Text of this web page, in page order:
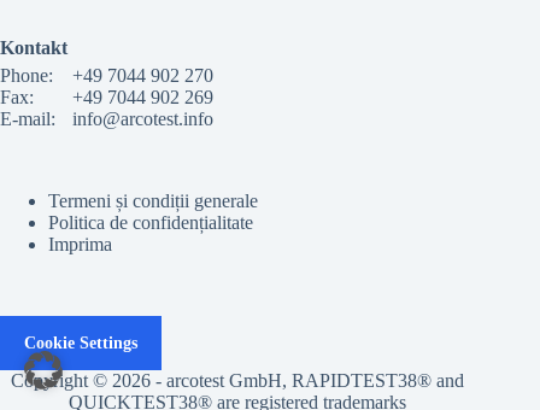
Kontakt
Phone:
+49 7044 902 270
Fax:
+49 7044 902 269
E-mail:
info@arcotest.info
Termeni și condiții generale
Politica de confidențialitate
Imprima
Cookie Settings
Copyright © 2026 - arcotest GmbH, RAPIDTEST38® and
QUICKTEST38® are registered trademarks